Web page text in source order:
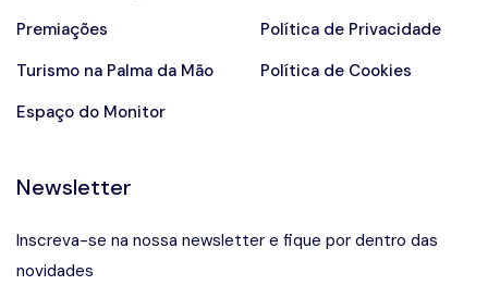
Premiações
Turismo na Palma da Mão
Espaço do Monitor
Política de Privacidade
Política de Cookies
Newsletter
Inscreva-se na nossa newsletter e fique por dentro das
novidades